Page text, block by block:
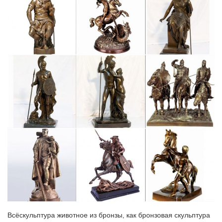
Коллекционнная фигурка "ФРАНЦУЗСКИЙ БУЛЬДОГ".Код:
MP072. Фигурка из стекла "собака". Кол-во.
Купить статуэтку французского бульдога из бронзы в
магазине…
В магазине ПНХП "Золотая антилопа" вы можете купить
бронзовую статуэтку простого, спокойного французского
бульдога, усевшегося где-то на полу.Символы России (12).
Тема Кавказа (55). Боги, богини и прочии создания (13).
Статуэтка "Французский бульдог" большой
Статуэтка "Французский бульдог" большой — отличный
подарок как взрослым, так и детям.Символ 2018. Страна:
Россия. Форма фигуры: Собака. Цвет: коричневый.
Статуэтка собаки Французский бульдог | market-podarkov.ru
Символ года 2018 Собака. Сувениры и подарки. Фарфоровые
куклы.Пакеты большие. Коробки подарочные. Бумага
Фигурки собак » Статуэтка собаки Французский бульдог.
Всёскульптура животное из бронзы, как бронзовая скульптура